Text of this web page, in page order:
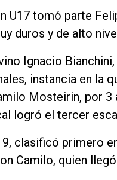
U17 tomó parte
duros y de alto
Ignacio
instancia en la
Mosteirin, por 3
logró el tercer
clasificó primero
Camilo, quien